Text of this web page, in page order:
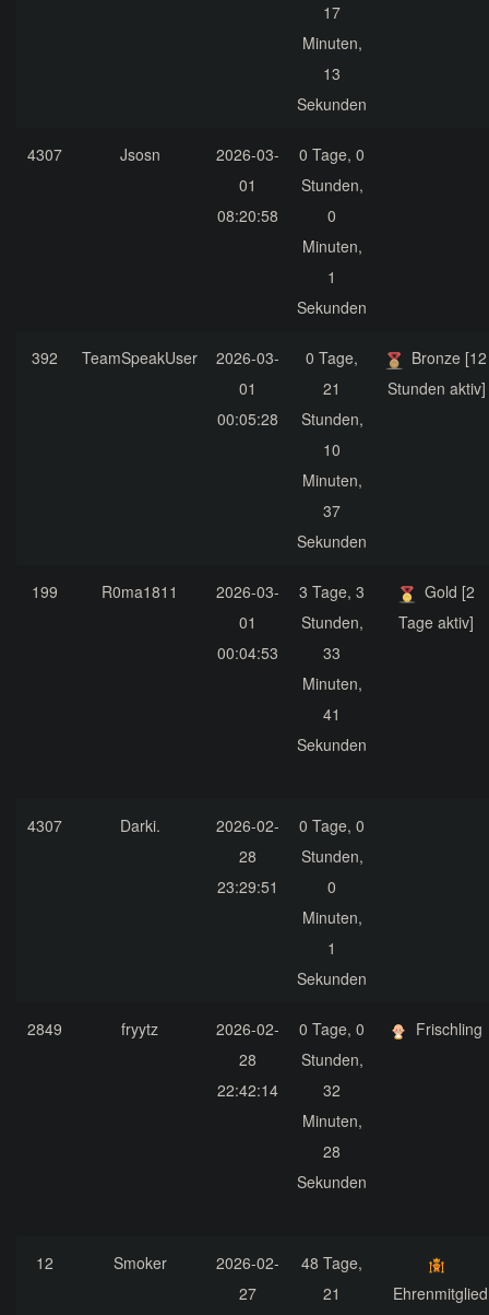
17
Minuten,
13
Sekunden
4307 Jsosn
2026-03-
01
08:20:58
0 Tage, 0
Stunden,
0
Minuten,
1
Sekunden
392 TeamSpeakUser
2026-03-
01
00:05:28
0 Tage,
21
Stunden,
10
Minuten,
37
Sekunden
Bronze [12
Stunden aktiv]
199 R0ma1811
2026-03-
01
00:04:53
3 Tage, 3
Stunden,
33
Minuten,
41
Sekunden
Gold [2
Tage aktiv]
4307 Darki.
2026-02-
28
23:29:51
0 Tage, 0
Stunden,
0
Minuten,
1
Sekunden
2849 fryytz
2026-02-
28
22:42:14
0 Tage, 0
Stunden,
32
Minuten,
28
Sekunden
Frischling
12 Smoker
2026-02-
27
48 Tage,
21
Ehrenmitglied